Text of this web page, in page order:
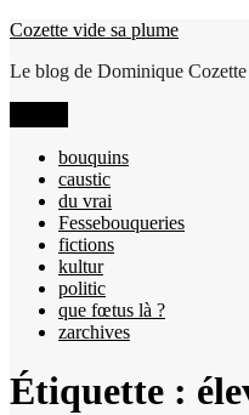
Aller
contenu
Cozette vide sa plume
Le blog de Dominique Cozette
bouquins
caustic
du vrai
Fessebouqueries
fictions
kultur
politic
que fœtus là ?
zarchives
Étiquette :